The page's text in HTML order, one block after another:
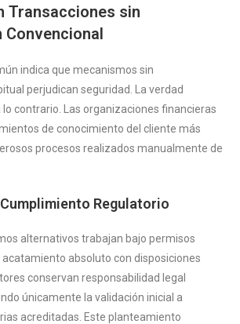
Transacciones sin
indica que mecanismos sin
perjudican seguridad. La verdad
contrario. Las organizaciones financieras
de conocimiento del cliente más
procesos realizados manualmente de
Regulatorio
alternativos trabajan bajo permisos
absoluto con disposiciones
conservan responsabilidad legal
únicamente la validación inicial a
acreditadas. Este planteamiento